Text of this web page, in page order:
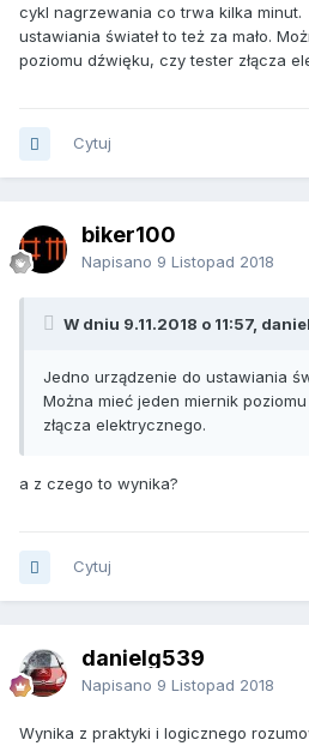
cykl nagrzewania co trwa kilka
ustawiania świateł to też za mało.
poziomu dźwięku, czy tester złącza
Cytuj
biker100
Napisano 9 Listopad 2018
W dniu 9.11.2018 o 11:57,
Jedno urządzenie do ustawiania
Można mieć jeden miernik
złącza elektrycznego.
a z czego to wynika?
Cytuj
danielg539
Napisano 9 Listopad 2018
Wynika z praktyki i logicznego